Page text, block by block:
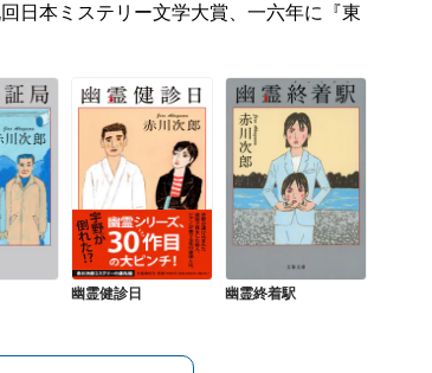
日本ミステリー文学大賞、一六年に『東
幽霊健診日 幽霊終着駅